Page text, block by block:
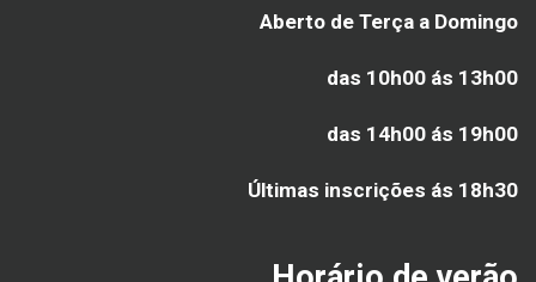
Aberto de Terça a Domingo
das 10h00 ás 13h00
das 14h00 ás 19h00
Últimas inscrições ás 18h30